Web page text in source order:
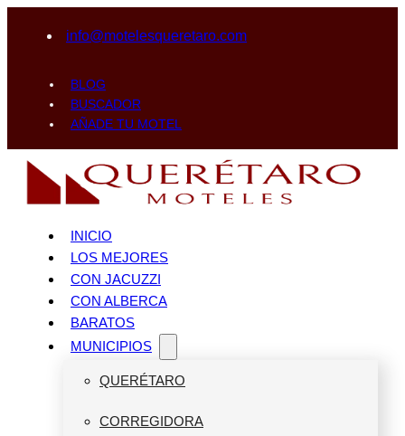
info@motelesqueretaro.com
BLOG
BUSCADOR
AÑADE TU MOTEL
INICIO
LOS MEJORES
CON JACUZZI
CON ALBERCA
BARATOS
MUNICIPIOS
QUERÉTARO
CORREGIDORA